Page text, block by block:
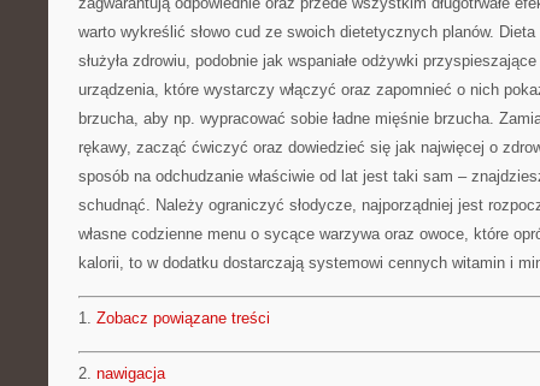
warto wykreślić słowo cud ze swoich dietetycznych planów.
służyła zdrowiu, podobnie jak wspaniałe odżywki
urządzenia, które wystarczy włączyć oraz zapomnieć o nich
brzucha, aby np. wypracować sobie ładne mięśnie brzucha.
rękawy, zacząć ćwiczyć oraz dowiedzieć się jak najwięcej o
sposób na odchudzanie właściwie od lat jest taki sam –
schudnąć. Należy ograniczyć słodycze, najporządniej jest
własne codzienne menu o sycące warzywa oraz owoce, które
kalorii, to w dodatku dostarczają systemowi cennych witamin i
1. Zobacz powiązane treści
2. nawigacja